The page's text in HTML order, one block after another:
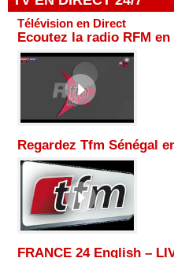
Télévision en Direct
Ecoutez la radio RFM en
Regardez Tfm Sénégal
FRANCE 24 English –